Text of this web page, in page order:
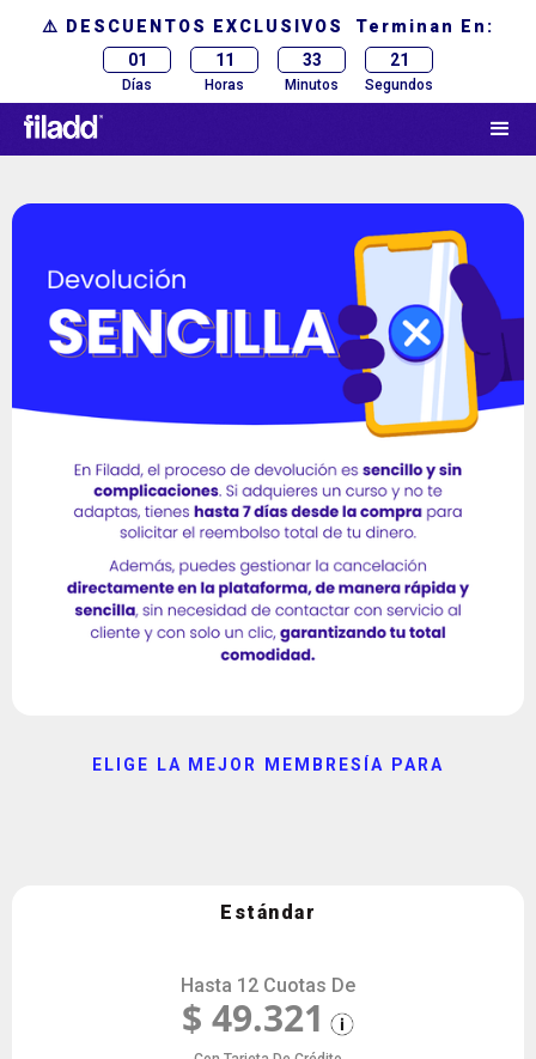
⚠️ DESCUENTOS EXCLUSIVOS Terminan En:
01
Días
11
Horas
33
Minutos
21
Segundos
ELIGE LA MEJOR MEMBRESÍA PARA
Estándar
Hasta 12 Cuotas De
$ 49.321